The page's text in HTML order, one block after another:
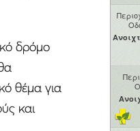
δρόμο
θέμα για
και